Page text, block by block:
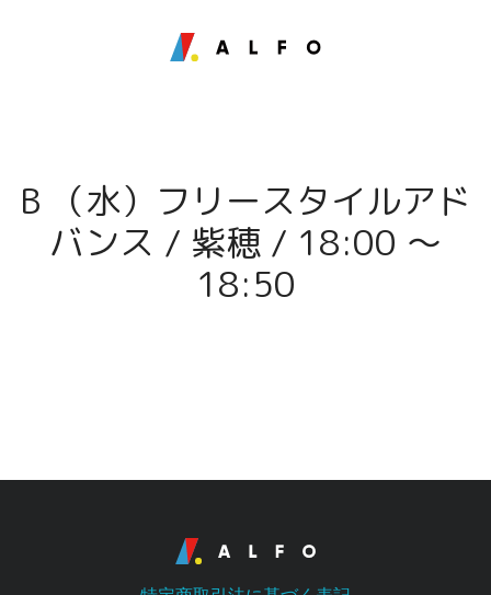
B （水）フリースタイルアド
バンス / 紫穂 / 18:00 〜
18:50